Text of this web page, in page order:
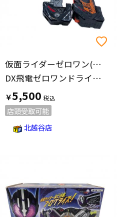
仮面ライダーゼロワン(カメンライダーゼロワン)
DX飛電ゼロワンドライバー＆プログライズホルダーセット 仮面ライダー
￥5,500
店頭受取可能
北越谷店